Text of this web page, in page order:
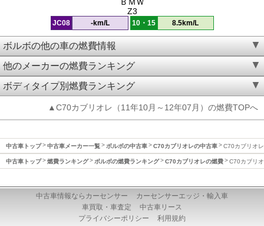
Z3
JC08 -km/L 10・15 8.5km/L
ボルボの他の車の燃費情報
他のメーカーの燃費ランキング
ボディタイプ別燃費ランキング
▲C70カブリオレ（11年10月～12年07月）の燃費TOPへ
中古車トップ 中古車メーカー一覧 ボルボの中古車 C70カブリオレの中古車 C70カブリオ
中古車トップ 燃費ランキング ボルボの燃費ランキング C70カブリオレの燃費 C70カブリ
中古車情報ならカーセンサー
カーセンサーエッジ・輸入車
車買取・車査定
中古車リース
プライバシーポリシー
利用規約